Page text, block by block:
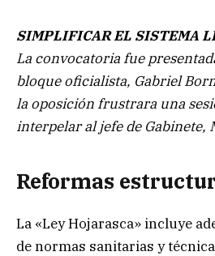
SIMPLIFICAR EL SISTEMA
La convocatoria fue
bloque oficialista, Gabriel
la oposición frustrara una
interpelar al jefe de Gabinete,
Reformas
La «Ley Hojarasca» incluye
de normas sanitarias y